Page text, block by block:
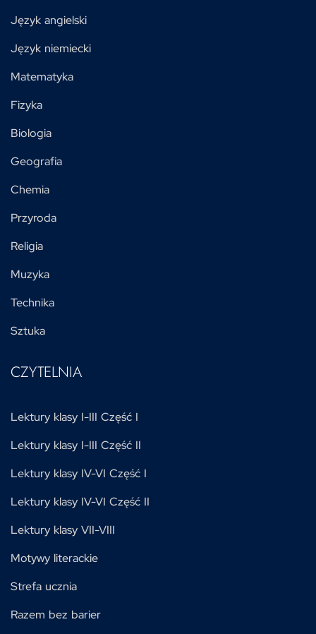
Język angielski
Język niemiecki
Matematyka
Fizyka
Biologia
Geografia
Chemia
Przyroda
Religia
Muzyka
Technika
Sztuka
CZYTELNIA
Lektury klasy I-III Część I
Lektury klasy I-III Część II
Lektury klasy IV-VI Część I
Lektury klasy IV-VI Część II
Lektury klasy VII-VIII
Motywy literackie
Strefa ucznia
Razem bez barier